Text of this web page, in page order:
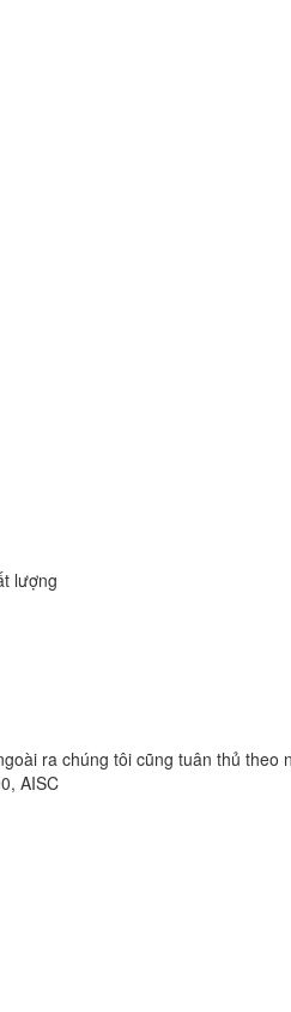
lượng
ra chúng tôi cũng tuân thủ
AISC.